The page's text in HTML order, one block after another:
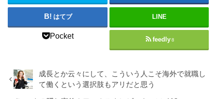
はてブ LINE
Pocket feedly 8
成長とか云々にして、こういう人こそ海外で就職し
て働くという選択肢もアリだと思う